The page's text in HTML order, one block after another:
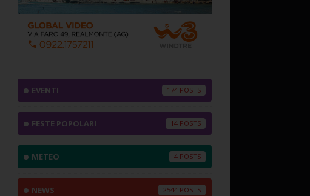
EVENTI 174
FESTE POPOLARI 14
METEO 4
NEWS 2544